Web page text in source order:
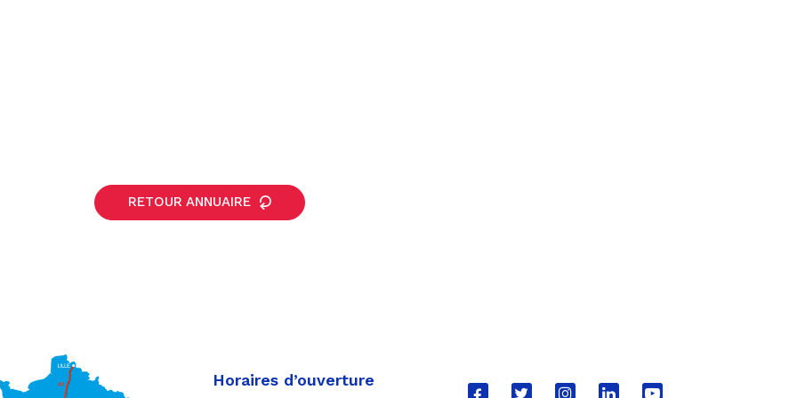
RETOUR ANNUAIRE
Horaires d’ouverture